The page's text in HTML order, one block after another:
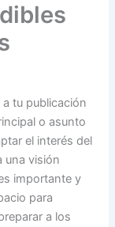
tu publicación
o asunto
el interés del
una visión
importante y
para
a los